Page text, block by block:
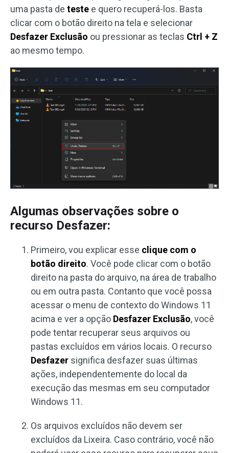
uma pasta de teste e quero recuperá-los. Basta
clicar com o botão direito na tela e selecionar
Desfazer Exclusão ou pressionar as teclas Ctrl + Z
ao mesmo tempo.
Algumas observações sobre o
recurso Desfazer:
Primeiro, vou explicar esse clique com o
botão direito. Você pode clicar com o botão
direito na pasta do arquivo, na área de trabalho
ou em outra pasta. Contanto que você possa
acessar o menu de contexto do Windows 11
acima e ver a opção Desfazer Exclusão, você
pode tentar recuperar seus arquivos ou
pastas excluídos em vários locais. O recurso
Desfazer significa desfazer suas últimas
ações, independentemente do local da
execução das mesmas em seu computador
Windows 11.
Os arquivos excluídos não devem ser
excluídos da Lixeira. Caso contrário, você não